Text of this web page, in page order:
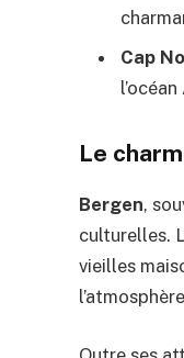
Cap
Le
Bergen,
culturelles.
vieilles